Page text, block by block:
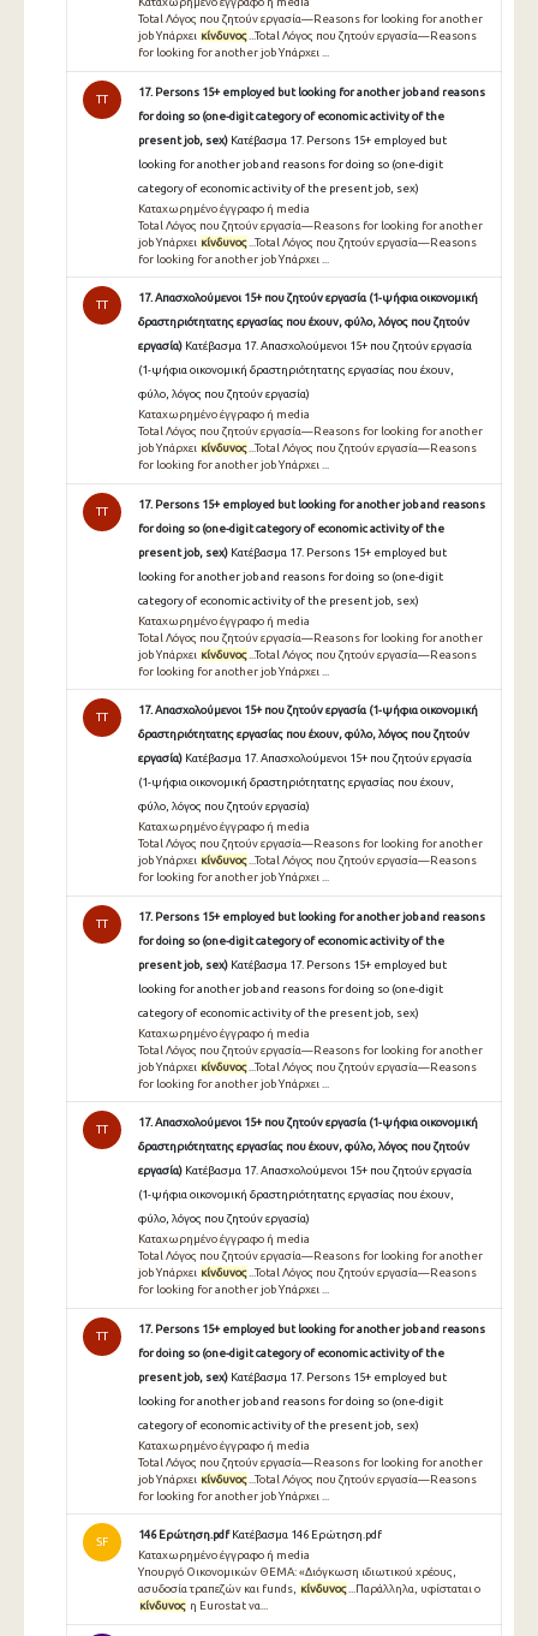
Total Λόγος που ζητούν εργασία—Reasons for looking for another
job Υπάρχει κίνδυνος...Total Λόγος που ζητούν εργασία—Reasons
for looking for another job Υπάρχει ...
TT
17. Persons 15+ employed but looking for another job and reasons
for doing so (one-digit category of economic activity of the
present job, sex) Κατέβασμα 17. Persons 15+ employed but
looking for another job and reasons for doing so (one-digit
category of economic activity of the present job, sex)
Καταχωρημένο έγγραφο ή media
Total Λόγος που ζητούν εργασία—Reasons for looking for another
job Υπάρχει κίνδυνος ...Total Λόγος που ζητούν εργασία—Reasons
for looking for another job Υπάρχει ...
TT
17. Απασχολούμενοι 15+ που ζητούν εργασία (1-ψήφια οικονομική
δραστηριότητατης εργασίας που έχουν, φύλο, λόγος που ζητούν
εργασία) Κατέβασμα 17. Απασχολούμενοι 15+ που ζητούν εργασία
(1-ψήφια οικονομική δραστηριότητατης εργασίας που έχουν,
φύλο, λόγος που ζητούν εργασία)
Καταχωρημένο έγγραφο ή media
Total Λόγος που ζητούν εργασία—Reasons for looking for another
job Υπάρχει κίνδυνος...Total Λόγος που ζητούν εργασία—Reasons
for looking for another job Υπάρχει ...
TT
17. Persons 15+ employed but looking for another job and reasons
for doing so (one-digit category of economic activity of the
present job, sex) Κατέβασμα 17. Persons 15+ employed but
looking for another job and reasons for doing so (one-digit
category of economic activity of the present job, sex)
Καταχωρημένο έγγραφο ή media
Total Λόγος που ζητούν εργασία—Reasons for looking for another
job Υπάρχει κίνδυνος ...Total Λόγος που ζητούν εργασία—Reasons
for looking for another job Υπάρχει ...
TT
17. Απασχολούμενοι 15+ που ζητούν εργασία (1-ψήφια οικονομική
δραστηριότητατης εργασίας που έχουν, φύλο, λόγος που ζητούν
εργασία) Κατέβασμα 17. Απασχολούμενοι 15+ που ζητούν εργασία
(1-ψήφια οικονομική δραστηριότητατης εργασίας που έχουν,
φύλο, λόγος που ζητούν εργασία)
Καταχωρημένο έγγραφο ή media
Total Λόγος που ζητούν εργασία—Reasons for looking for another
job Υπάρχει κίνδυνος...Total Λόγος που ζητούν εργασία—Reasons
for looking for another job Υπάρχει ...
TT
17. Persons 15+ employed but looking for another job and reasons
for doing so (one-digit category of economic activity of the
present job, sex) Κατέβασμα 17. Persons 15+ employed but
looking for another job and reasons for doing so (one-digit
category of economic activity of the present job, sex)
Καταχωρημένο έγγραφο ή media
Total Λόγος που ζητούν εργασία—Reasons for looking for another
job Υπάρχει κίνδυνος ...Total Λόγος που ζητούν εργασία—Reasons
for looking for another job Υπάρχει ...
TT
17. Απασχολούμενοι 15+ που ζητούν εργασία (1-ψήφια οικονομική
δραστηριότητατης εργασίας που έχουν, φύλο, λόγος που ζητούν
εργασία) Κατέβασμα 17. Απασχολούμενοι 15+ που ζητούν εργασία
(1-ψήφια οικονομική δραστηριότητατης εργασίας που έχουν,
φύλο, λόγος που ζητούν εργασία)
Καταχωρημένο έγγραφο ή media
Total Λόγος που ζητούν εργασία—Reasons for looking for another
job Υπάρχει κίνδυνος...Total Λόγος που ζητούν εργασία—Reasons
for looking for another job Υπάρχει ...
TT
17. Persons 15+ employed but looking for another job and reasons
for doing so (one-digit category of economic activity of the
present job, sex) Κατέβασμα 17. Persons 15+ employed but
looking for another job and reasons for doing so (one-digit
category of economic activity of the present job, sex)
Καταχωρημένο έγγραφο ή media
Total Λόγος που ζητούν εργασία—Reasons for looking for another
job Υπάρχει κίνδυνος ...Total Λόγος που ζητούν εργασία—Reasons
for looking for another job Υπάρχει ...
SF
146 Ερώτηση.pdf Κατέβασμα 146 Ερώτηση.pdf
Καταχωρημένο έγγραφο ή media
Υπουργό Οικονομικών ΘΕΜΑ: «Διόγκωση ιδιωτικού χρέους,
ασυδοσία τραπεζών και funds, κίνδυνος...Παράλληλα, υφίσταται ο
κίνδυνος η Eurostat να...